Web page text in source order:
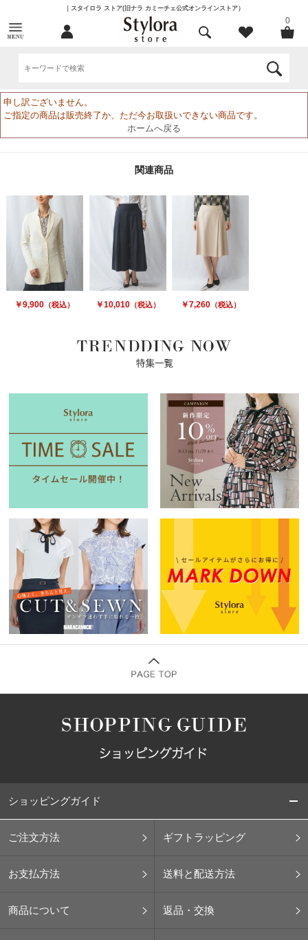
｜スタイロラ ストア(旧ナラ カミーチェ公式オンラインストア）
0
申し訳ございません。
ご指定の商品は販売終了か、ただ今お取扱いできない商品です。
ホームへ戻る
関連商品
￥9,900 （税込） ￥10,010（税込） ￥7,260（税込）
ショッピングガイド
ご注文方法 ギフトラッピング
お支払方法 送料と配送方法
商品について 返品・交換